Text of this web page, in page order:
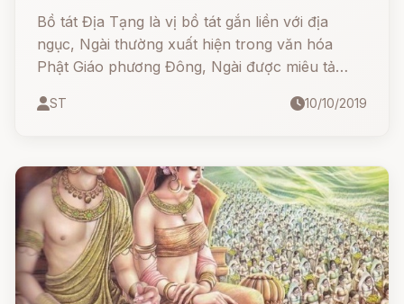
Bồ tát Địa Tạng là vị bồ tát gắn liền với địa
ngục, Ngài thường xuất hiện trong văn hóa
Phật Giáo phương Đông, Ngài được miêu tả
nghiêm thanh tú.
ST 10/10/2019